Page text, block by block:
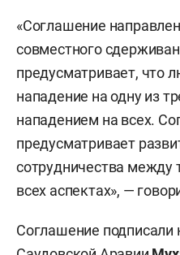
«Соглашение
совместного
предусматривает, что
нападение на одну из
нападением на всех.
предусматривает
сотрудничества между
всех аспектах», —
Соглашение подписали